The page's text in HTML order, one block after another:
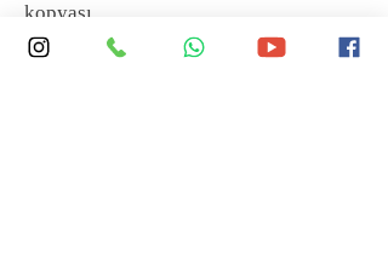
kopyası.
O zaman sizi aramızda görmek için